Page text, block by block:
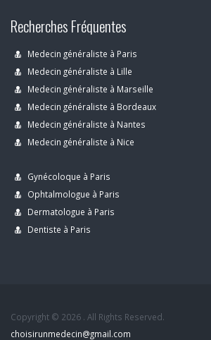
Recherches Fréquentes
Medecin généraliste à Paris
Medecin généraliste à Lille
Medecin généraliste à Marseille
Medecin généraliste à Bordeaux
Medecin généraliste à Nantes
Medecin généraliste à Nice
Gynécoloque à Paris
Ophtalmologue à Paris
Dermatologue à Paris
Dentiste à Paris
Copyright © 2026 . All Rights Reserved.
choisirunmedecin@gmail.com